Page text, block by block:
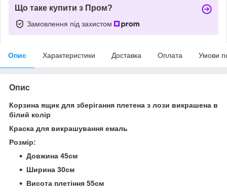
Що таке купити з Пром?
Замовлення під захистом
Опис Характеристики Доставка Оплата Умови
Опис
Корзина ящик для зберігання плетена з лози викрашена в
білий колір
Краска для викрашування емаль
Розмір:
Довжина 45см
Ширина 30см
Висота плетіння 55см